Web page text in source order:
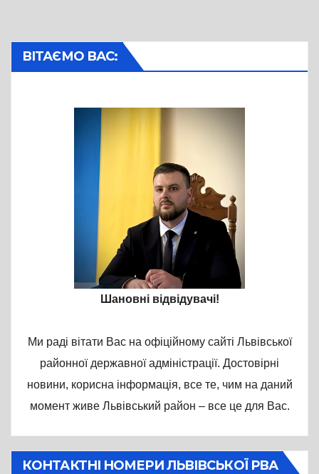
ВІТАЄМО ВАС:
Шановні відвідувачі!
Ми раді вітати Вас на офіційному сайті Львівської
районної державної адміністрації. Достовірні
новини, корисна інформація, все те, чим на даний
момент живе Львівський район – все це для Вас.
КОНТАКТНІ НОМЕРИ ЛЬВІВСЬКОЇ РВА